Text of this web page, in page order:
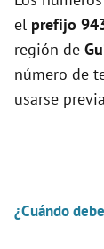
el prefijo
región de
número de
usarse
¿Cuándo